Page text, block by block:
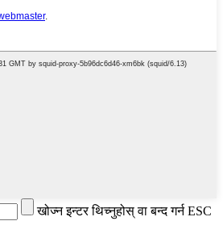
खोज्न इन्टर थिच्नुहोस् वा बन्द गर्न ESC